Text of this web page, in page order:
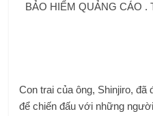
BẢO HIỂM QUẢNG CÁO
Con trai của ông, Shinjiro,
để chiến đấu với những